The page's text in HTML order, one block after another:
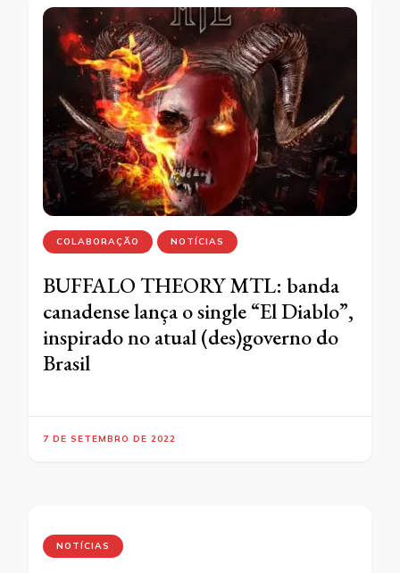
COLABORAÇÃO NOTÍCIAS
BUFFALO THEORY MTL: banda
canadense lança o single “El Diablo”,
inspirado no atual (des)governo do
Brasil
7 DE SETEMBRO DE 2022
NOTÍCIAS